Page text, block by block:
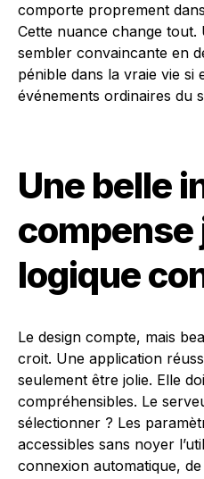
comporte proprement
Cette nuance change
sembler convaincante en
pénible dans la vraie vie si
événements ordinaires du
Une belle
compense
logique
Le design compte, mais
croit. Une application
seulement être jolie. Elle
compréhensibles. Le
sélectionner ? Les
accessibles sans noyer
connexion automatique,